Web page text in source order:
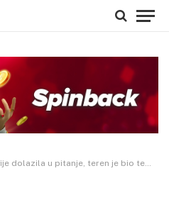
u pitanje, teren je bio težak za igru